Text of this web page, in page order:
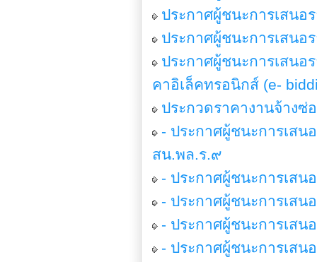
ประกาศผู้ชนะการเสนอ
ประกาศผู้ชนะการเสน
ประกาศผู้ชนะการเสน
คาอิเล็คทรอนิกส์ (e-
ประกวดราคางานจ้าง
- ประกาศผู้ชนะการเสน
สน.พล.ร.๙
- ประกาศผู้ชนะการเสน
- ประกาศผู้ชนะการเสน
- ประกาศผู้ชนะการเสน
- ประกาศผู้ชนะการเสน